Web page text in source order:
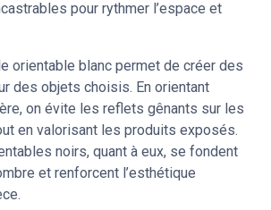
pour rythmer l’espace et
orientable blanc permet de créer des
des objets choisis. En orientant
on évite les reflets gênants sur les
en valorisant les produits exposés.
noirs, quant à eux, se fondent
et renforcent l’esthétique